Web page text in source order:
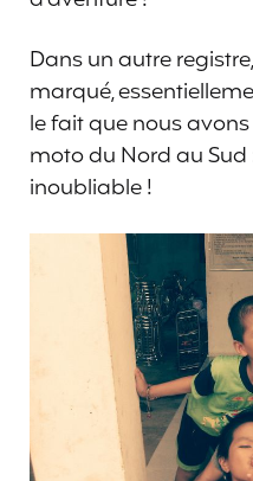
Dans un autre
marqué,
le fait que nous
moto du Nord au Sud
inoubliable !